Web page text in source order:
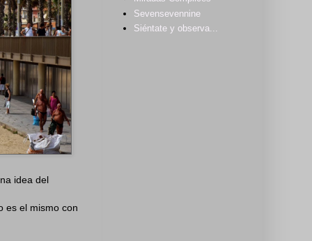
idea del
es el mismo con
Sevensevennine
Siéntate y observa...